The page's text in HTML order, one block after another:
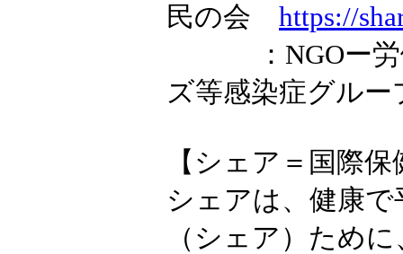
民の会 https://
：NGOー労働
ズ等感染症グルー
【シェア＝国際
シェアは、健康
（シェア）ため